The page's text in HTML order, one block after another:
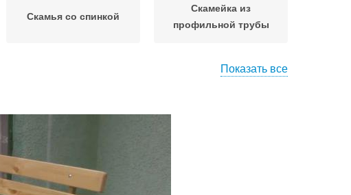
Скамья со спинкой
Скамейка из
профильной трубы
Скамейки для дачи
Показать все